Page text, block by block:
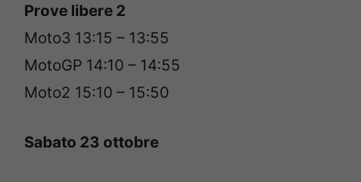
Prove libere 2
Moto3 13:15 – 13:55
MotoGP 14:10 – 14:55
Moto2 15:10 – 15:50
Sabato 23 ottobre